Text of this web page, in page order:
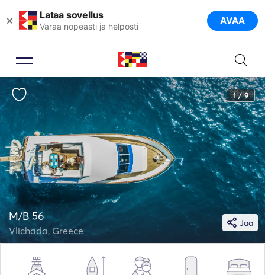
× Lataa sovellus
Varaa nopeasti ja helposti AVAA
1 / 9
Jaa
M/B 56
Vlichada, Greece